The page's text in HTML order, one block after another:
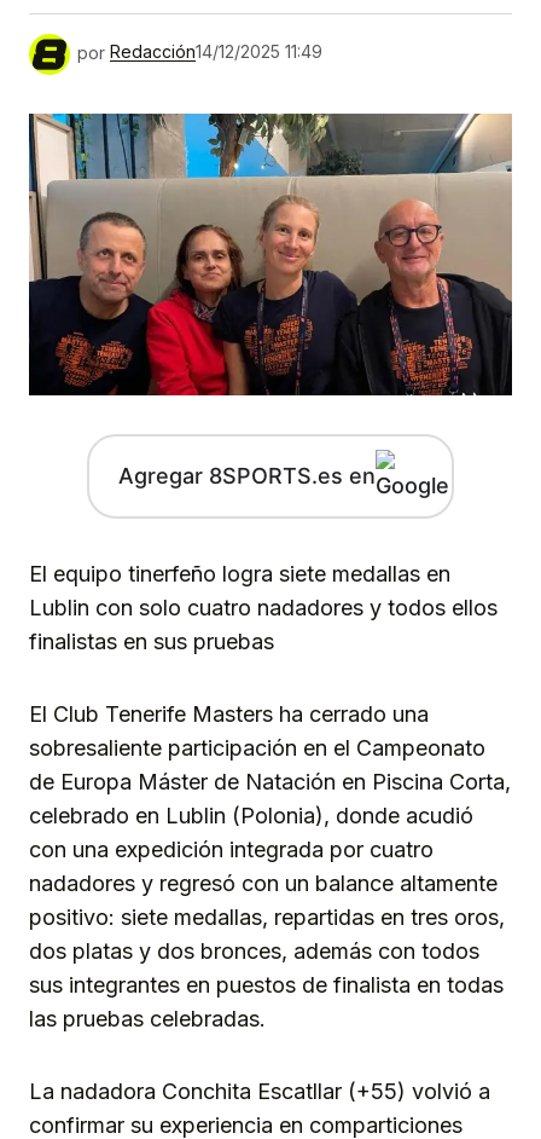
por Redacción14/12/2025 11:49
Agregar 8SPORTS.es en
El equipo tinerfeño logra siete medallas en
Lublin con solo cuatro nadadores y todos ellos
finalistas en sus pruebas
El Club Tenerife Masters ha cerrado una
sobresaliente participación en el Campeonato
de Europa Máster de Natación en Piscina Corta,
celebrado en Lublin (Polonia), donde acudió
con una expedición integrada por cuatro
nadadores y regresó con un balance altamente
positivo: siete medallas, repartidas en tres oros,
dos platas y dos bronces, además con todos
sus integrantes en puestos de finalista en todas
las pruebas celebradas.
La nadadora Conchita Escatllar (+55) volvió a
confirmar su experiencia en comparticiones